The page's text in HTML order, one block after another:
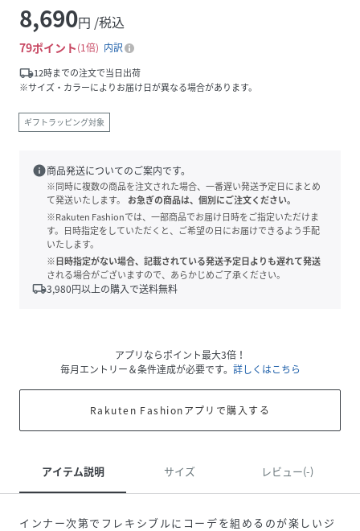
8,690円 /税込
79ポイント 1倍
内訳
local_shipping12時までの注文で当日出荷
※サイズ・カラーによりお届け日が異なる場合があります。
ギフトラッピング対象
info商品発送についてのご案内です。
※同時に複数の商品を注文された場合、一番遅い発送予定日にまとめ
て発送いたします。
お急ぎの商品は、個別にご注文ください。
※Rakuten Fashionでは、一部商品でお届け日時をご指定いただけま
す。日時指定をしていただくと、ご希望の日にお届けできるよう手配
いたします。
※日時指定がない場合、記載されている発送予定日よりも遅れて発送
される場合がございますので、あらかじめご了承ください。
local_shipping3,980円以上の購入で送料無料
アプリならポイント最大3倍！
毎月エントリー＆条件達成が必要です。 詳しくはこちら
Rakuten Fashionアプリで購入する
アイテム説明 サイズ レビュー(-)
インナー次第でフレキシブルにコーデを組めるのが楽しいジ